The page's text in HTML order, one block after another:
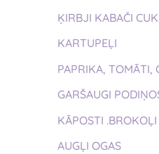
ĶIRBJI KABAČI
KARTUPEĻI
PAPRIKA, TOMĀTI,
GARŠAUGI
KĀPOSTI
AUGĻI OGAS